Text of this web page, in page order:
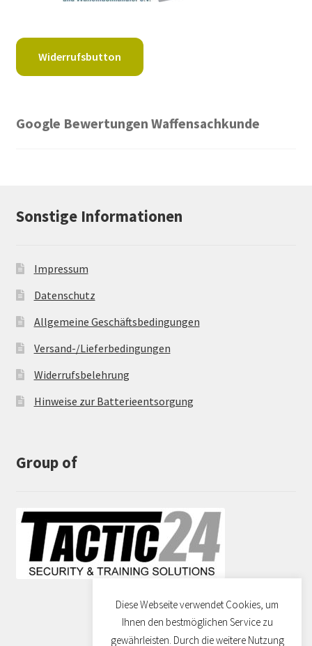
Widerrufsbutton
Google Bewertungen Waffensachkunde
Sonstige Informationen
Impressum
Datenschutz
Allgemeine Geschäftsbedingungen
Versand-/Lieferbedingungen
Widerrufsbelehrung
Hinweise zur Batterieentsorgung
Group of
Diese Webseite verwendet Cookies, um
Ihnen den bestmöglichen Service zu
gewährleisten. Durch die weitere Nutzung